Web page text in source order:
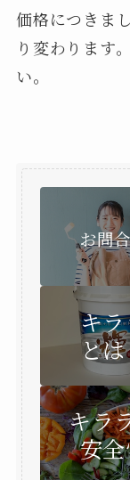
価格につきま
り変わります
い。
お問
キ
と
キラ
安